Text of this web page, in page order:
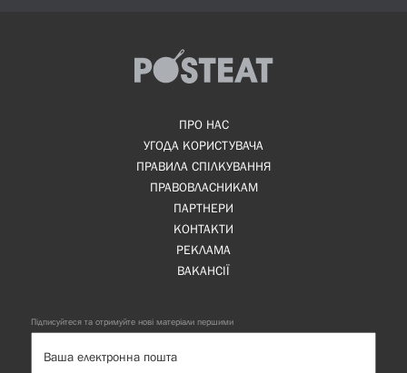
ПРО НАС
УГОДА КОРИСТУВАЧА
ПРАВИЛА СПІЛКУВАННЯ
ПРАВОВЛАСНИКАМ
ПАРТНЕРИ
КОНТАКТИ
РЕКЛАМА
ВАКАНСІЇ
Підписуйтеся та отримуйте нові матеріали першими